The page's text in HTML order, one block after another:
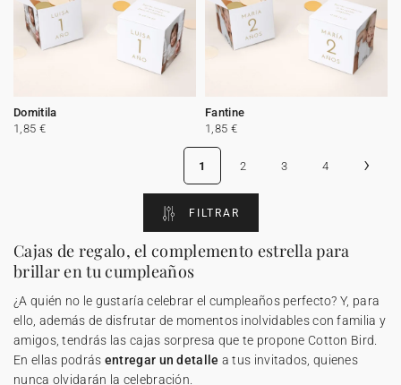
Domitila
1,85 €
Fantine
1,85 €
1 2 3 4 ›
FILTRAR
Cajas de regalo, el complemento estrella para
brillar en tu cumpleaños
¿A quién no le gustaría celebrar el cumpleaños perfecto? Y, para
ello, además de disfrutar de momentos inolvidables con familia y
amigos, tendrás las cajas sorpresa que te propone Cotton Bird.
En ellas podrás entregar un detalle a tus invitados, quienes
nunca olvidarán la celebración.